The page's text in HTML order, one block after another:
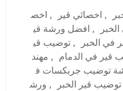
, اخصائي قير , اخص
, افضل ورشة قي
في الخبر , توضيب قي
قير في الدمام , مهند
توضيب جربكسات ف
قير الخبر , ورش